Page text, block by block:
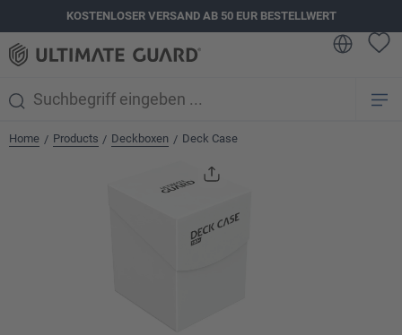
springenKOSTENLOSER VERSAND AB 50 EUR BESTELLWERT
Home / Products / Deckboxen / Deck Case